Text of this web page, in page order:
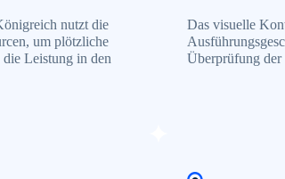
nutzt die
um plötzliche
die Leistung in den
Das visuelle
Überprüfung